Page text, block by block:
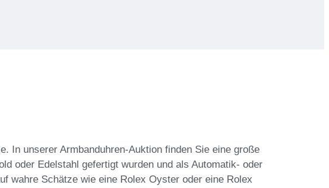
In unserer Armbanduhren-Auktion finden Sie eine große
oder Edelstahl gefertigt wurden und als Automatik- oder
wahre Schätze wie eine Rolex Oyster oder eine Rolex